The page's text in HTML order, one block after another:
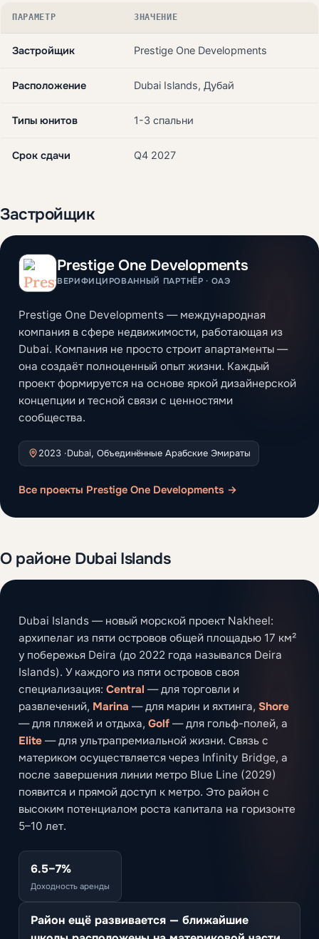
ПАРАМЕТР ЗНАЧЕНИЕ
Застройщик Prestige One Developments
Расположение Dubai Islands, Дубай
Типы юнитов 1-3 спальни
Срок сдачи Q4 2027
Застройщик
Prestige One Developments
ВЕРИФИЦИРОВАННЫЙ ПАРТНЁР · ОАЭ
Prestige One Developments — международная
компания в сфере недвижимости, работающая из
Dubai. Компания не просто строит апартаменты —
она создаёт полноценный опыт жизни. Каждый
проект формируется на основе яркой дизайнерской
концепции и тесной связи с ценностями
сообщества.
2023 ·Dubai, Объединённые Арабские Эмираты
Все проекты Prestige One Developments →
О районе Dubai Islands
Dubai Islands — новый морской проект Nakheel:
архипелаг из пяти островов общей площадью 17 км²
у побережья Deira (до 2022 года назывался Deira
Islands). У каждого из пяти островов своя
специализация: Central — для торговли и
развлечений, Marina — для марин и яхтинга, Shore
— для пляжей и отдыха, Golf — для гольф-полей, а
Elite — для ультрапремиальной жизни. Связь с
материком осуществляется через Infinity Bridge, а
после завершения линии метро Blue Line (2029)
появится и прямой доступ к метро. Это район с
высоким потенциалом роста капитала на горизонте
5–10 лет.
6.5–7%
Доходность аренды
Район ещё развивается — ближайшие